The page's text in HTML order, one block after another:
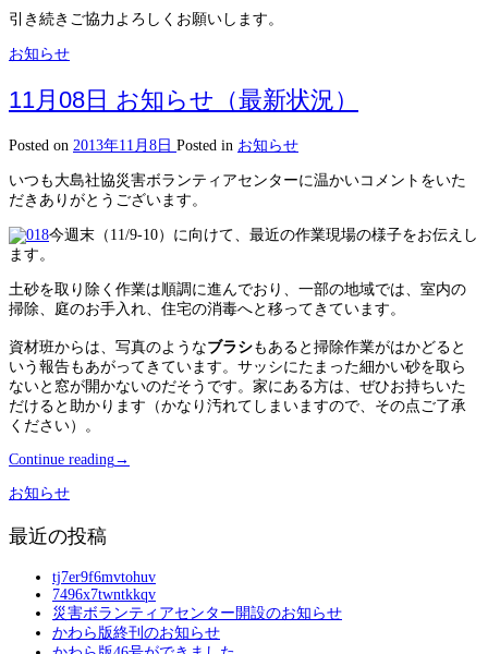
引き続きご協力よろしくお願いします。
お知らせ
11月08日 お知らせ（最新状況）
Posted on 2013年11月8日 Posted in お知らせ
いつも大島社協災害ボランティアセンターに温かいコメントをいた
だきありがとうございます。
今週末（11/9-10）に向けて、最近の作業現場の様子をお伝えし
ます。
土砂を取り除く作業は順調に進んでおり、一部の地域では、室内の
掃除、庭のお手入れ、住宅の消毒へと移ってきています。
資材班からは、写真のようなブラシもあると掃除作業がはかどると
いう報告もあがってきています。サッシにたまった細かい砂を取ら
ないと窓が開かないのだそうです。家にある方は、ぜひお持ちいた
だけると助かります（かなり汚れてしまいますので、その点ご了承
ください）。
Continue reading→
お知らせ
最近の投稿
tj7er9f6mvtohuv
7496x7twntkkqv
災害ボランティアセンター開設のお知らせ
かわら版終刊のお知らせ